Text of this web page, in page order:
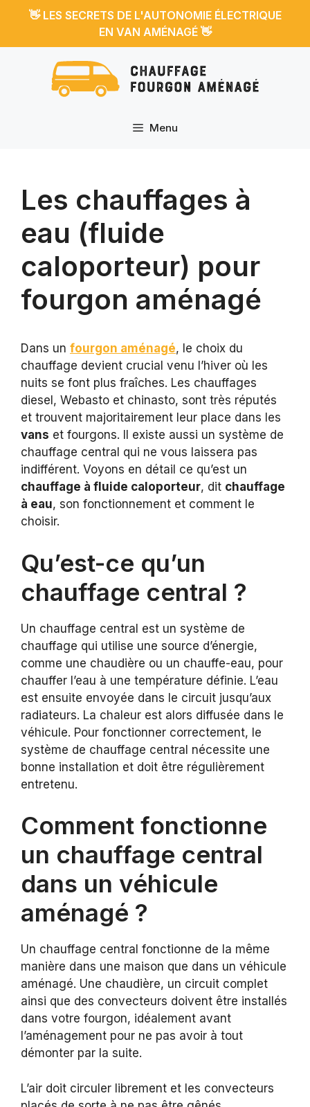
👋LES SECRETS DE L'AUTONOMIE ÉLECTRIQUE
EN VAN AMÉNAGÉ 👋
Menu
Les chauffages à
eau (fluide
caloporteur) pour
fourgon aménagé
Dans un fourgon aménagé, le choix du
chauffage devient crucial venu l’hiver où les
nuits se font plus fraîches. Les chauffages
diesel, Webasto et chinasto, sont très réputés
et trouvent majoritairement leur place dans les
vans et fourgons. Il existe aussi un système de
chauffage central qui ne vous laissera pas
indifférent. Voyons en détail ce qu’est un
chauffage à fluide caloporteur, dit chauffage
à eau, son fonctionnement et comment le
choisir.
Qu’est-ce qu’un
chauffage central ?
Un chauffage central est un système de
chauffage qui utilise une source d’énergie,
comme une chaudière ou un chauffe-eau, pour
chauffer l’eau à une température définie. L’eau
est ensuite envoyée dans le circuit jusqu’aux
radiateurs. La chaleur est alors diffusée dans le
véhicule. Pour fonctionner correctement, le
système de chauffage central nécessite une
bonne installation et doit être régulièrement
entretenu.
Comment fonctionne
un chauffage central
dans un véhicule
aménagé ?
Un chauffage central fonctionne de la même
manière dans une maison que dans un véhicule
aménagé. Une chaudière, un circuit complet
ainsi que des convecteurs doivent être installés
dans votre fourgon, idéalement avant
l’aménagement pour ne pas avoir à tout
démonter par la suite.
L’air doit circuler librement et les convecteurs